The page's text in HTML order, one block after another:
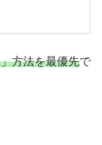
方法を最優先で